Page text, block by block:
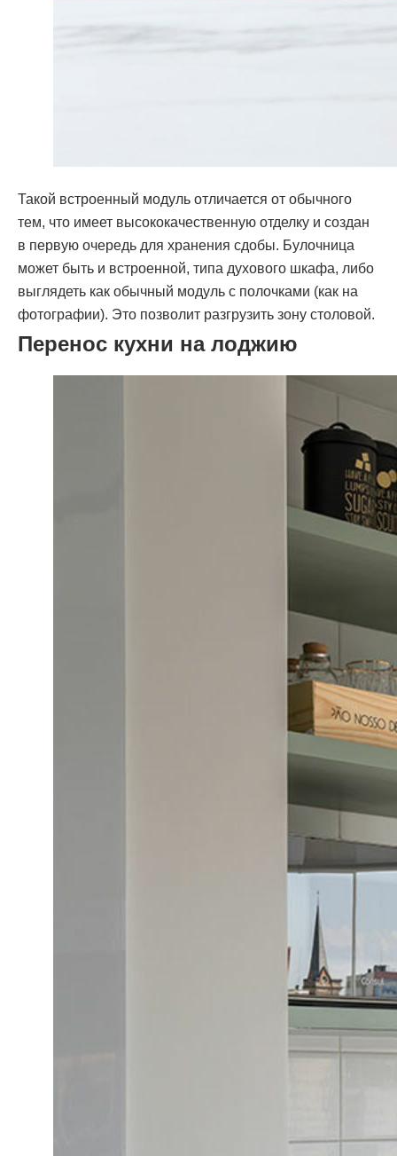
Такой встроенный модуль отличается от обычного
тем, что имеет высококачественную отделку и создан
в первую очередь для хранения сдобы. Булочница
может быть и встроенной, типа духового шкафа, либо
выглядеть как обычный модуль с полочками (как на
фотографии). Это позволит разгрузить зону столовой.
Перенос кухни на лоджию